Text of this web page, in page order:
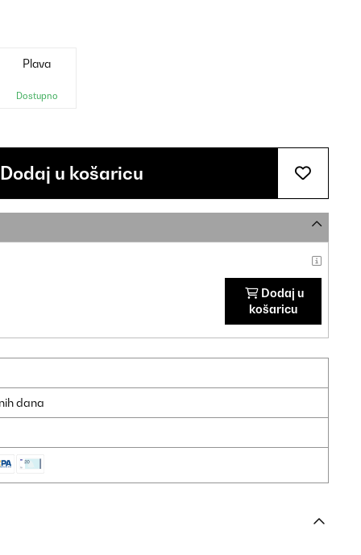
Plava
Dostupno
Dodaj u košaricu
Dodaj u
košaricu
dana